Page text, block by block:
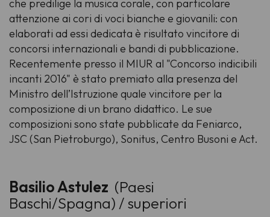
che predilige la musica corale, con particolare
attenzione ai cori di voci bianche e giovanili: con
elaborati ad essi dedicata è risultato vincitore di
concorsi internazionali e bandi di pubblicazione.
Recentemente presso il MIUR al "Concorso indicibili
incanti 2016" è stato premiato alla presenza del
Ministro dell’Istruzione quale vincitore per la
composizione di un brano didattico. Le sue
composizioni sono state pubblicate da Feniarco,
JSC (San Pietroburgo), Sonitus, Centro Busoni e Act.
Basilio Astulez (Paesi
Baschi/Spagna) / superiori